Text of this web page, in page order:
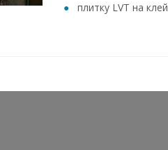
плитку LVT на клей